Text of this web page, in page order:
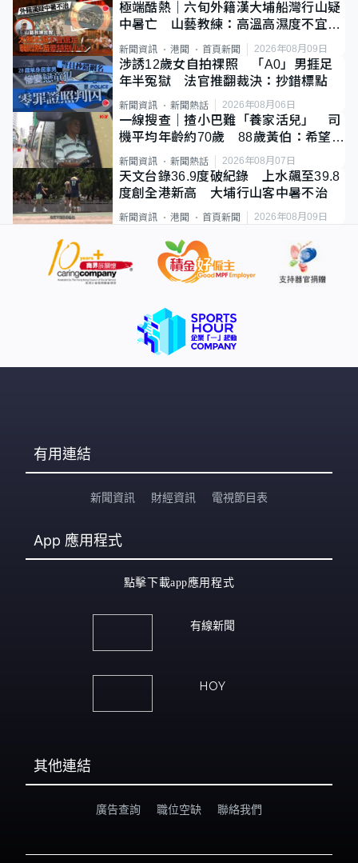
極端酷熱｜六旬外籍漢大埔船灣行山疑
中暑亡 山藝教練：高溫高濕度不宜遠
新聞資訊 港聞 首頁新聞 2026年08月09日
涉誘12歲女自拍祼照 「A0」男捱足
年半冤獄 法官推翻裁決：抄錯標點
新聞資訊 新聞熱話 2026年08月06日
一線搜查｜揸小巴難「養家活兒」 司
機平均年齡約70歲 88歲黃伯：希望一
直揸落去
新聞資訊 新聞熱話 2026年08月07日
天文台錄36.9度破紀錄 上水飆至39.8
度創全港新高 大埔行山客中暑不治
新聞資訊 港聞 首頁新聞 2026年08月09日
有用連結
新聞資訊 財經資訊 電視節目表
App 應用程式
點擊下載app應用程式
有線新聞
HOY
其他連結
廣告查詢 職位空缺 聯絡我們